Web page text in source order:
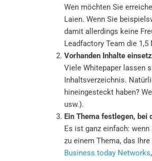
Wen möchten Sie
Laien. Wenn Sie
damit allerdings keine
Leadfactory Team die
Vorhanden Inhalte
Viele Whitepaper lassen
Inhaltsverzeichnis.
hineingesteckt haben?
usw.).
Ein Thema festlegen, bei
Es ist ganz einfach:
zu einem Thema, das
Business.today Networks